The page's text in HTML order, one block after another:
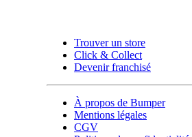
Trouver un store
Click & Collect
Devenir franchisé
À propos de Bumper
Mentions légales
CGV